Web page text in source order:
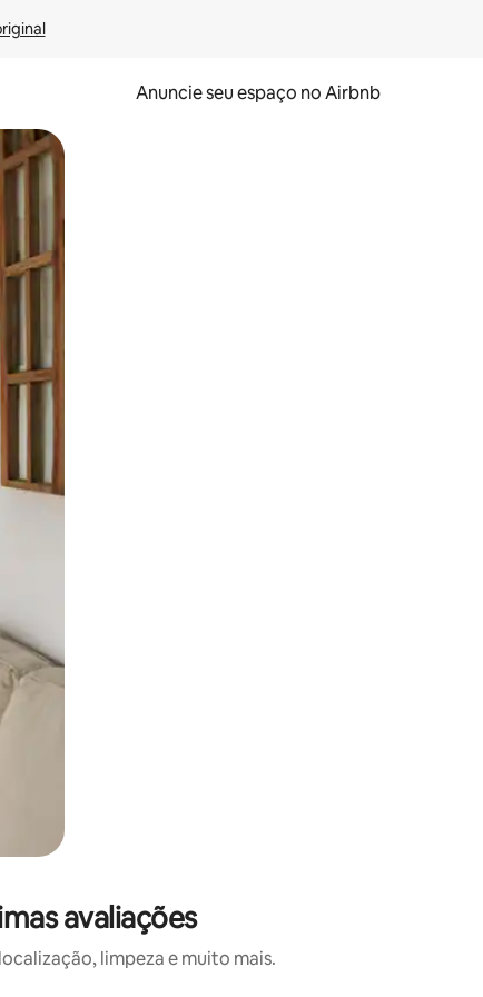
Anuncie seu espaço no Airbnb
o dedo na tela.
avaliações
limpeza e muito mais.